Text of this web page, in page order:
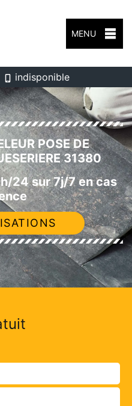
MENU
indisponible
POSE DE
31380
24 sur 7j/7 en cas